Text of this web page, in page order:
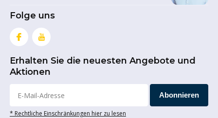
Folge uns
Erhalten Sie die neuesten Angebote und
Aktionen
Abonnieren
* Rechtliche Einschränkungen hier zu lesen